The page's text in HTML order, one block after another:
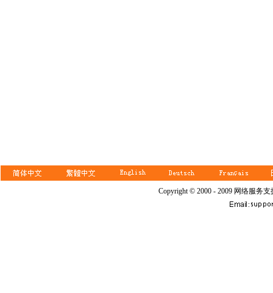
Copyright © 2000 - 2009 网络服务